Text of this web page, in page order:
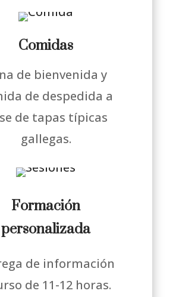
Comidas
de bienvenida y
de despedida a
de tapas típicas
gallegas.
Formación
personalizada
de información
de 11-12 horas.